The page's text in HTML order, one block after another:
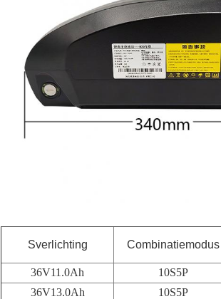
Sverlichting Combinatiemodus
36V11.0Ah 10S5P
36V13.0Ah 10S5P